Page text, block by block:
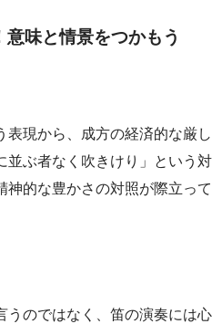
味と情景をつかもう
表現から、成方の経済的な厳し
並ぶ者なく吹きけり」という対
神的な豊かさの対照が際立って
うのではなく、笛の演奏には心